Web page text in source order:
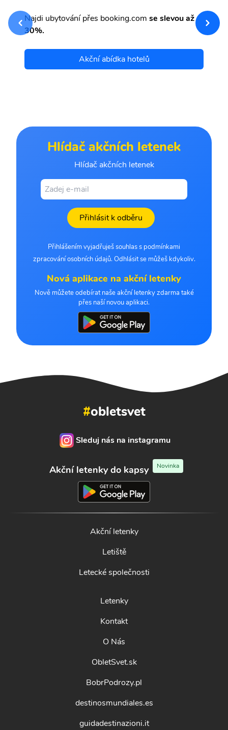
Najdi ubytování přes booking.com se slevou až
30%.
Akční abídka hotelů
Hlídač akčních letenek
Hlídač akčních letenek
Přihlásit k odběru
Přihlášením vyjadřuješ souhlas s podmínkami
zpracování osobních údajů. Odhlásit se můžeš kdykoliv.
Nová aplikace na akční letenky
Nově můžete odebírat naše akční letenky zdarma také
přes naší novou aplikaci.
#obletsvet
Sleduj nás na instagramu
Akční letenky do kapsy Novinka
Akční letenky
Letiště
Letecké společnosti
Letenky
Kontakt
O Nás
ObletSvet.sk
BobrPodrozy.pl
destinosmundiales.es
guidadestinazioni.it